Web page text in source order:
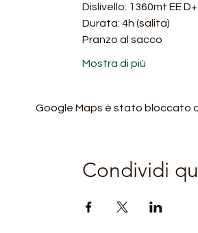
Dislivello: 1360mt EE D+
Durata: 4h (salita)
Pranzo al sacco
Mostra di più
Google Maps è stato bloccato
Condividi